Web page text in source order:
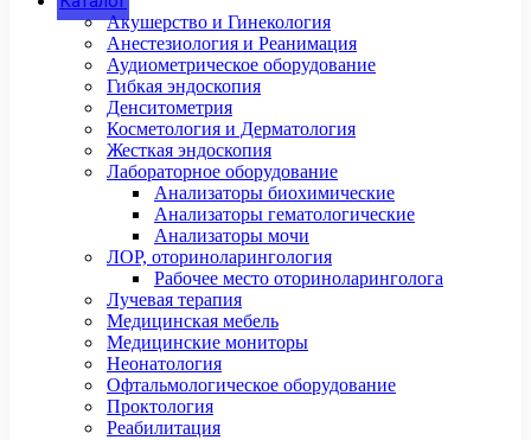
Акушерство и Гинекология
Анестезиология и Реанимация
Аудиометрическое оборудование
Гибкая эндоскопия
Денситометрия
Косметология и Дерматология
Жесткая эндоскопия
Лабораторное оборудование
Анализаторы биохимические
Анализаторы гематологические
Анализаторы мочи
ЛОР, оториноларингология
Рабочее место оториноларинголога
Лучевая терапия
Медицинская мебель
Медицинские мониторы
Неонатология
Офтальмологическое оборудование
Проктология
Реабилитация